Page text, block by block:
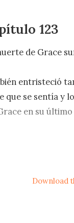
123
de Grace
entristeció
que se sentía y
en su último
que
sociedad
a que toda
había estado
Download